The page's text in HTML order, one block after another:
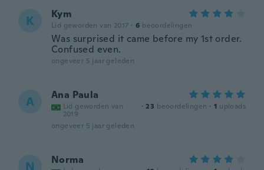
K Kym
Lid geworden van 2017 · 6 beoordelingen
Was surprised it came before my 1st order.
Confused even.
ongeveer 5 jaar geleden
A Ana Paula
Lid geworden van
2019
· 23 beoordelingen · 1 uploads
ongeveer 5 jaar geleden
N Norma